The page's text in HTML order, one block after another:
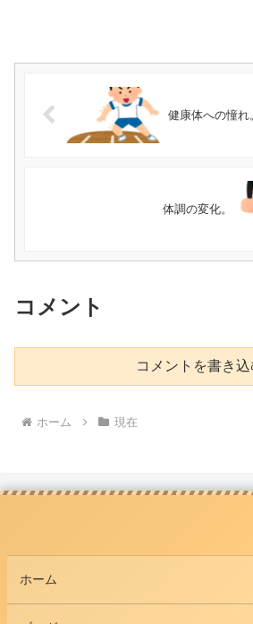
健康体への憧れ
体調の変化。
コメント
コメントを書き込
ホーム 現在
ホーム